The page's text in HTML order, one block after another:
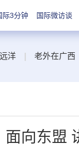
际3分钟 国际微访谈
洋 老外在广西
向东盟